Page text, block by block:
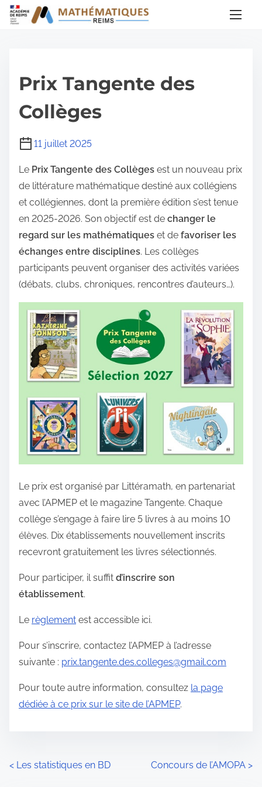
Prix Tangente des
Collèges
11 juillet 2025
Le Prix Tangente des Collèges est un nouveau prix
de littérature mathématique destiné aux collégiens
et collégiennes, dont la première édition s’est tenue
en 2025-2026. Son objectif est de changer le
regard sur les mathématiques et de favoriser les
échanges entre disciplines. Les collèges
participants peuvent organiser des activités variées
(débats, clubs, chroniques, rencontres d’auteurs…).
Le prix est organisé par Littéramath, en partenariat
avec l’APMEP et le magazine Tangente. Chaque
collège s’engage à faire lire 5 livres à au moins 10
élèves. Dix établissements nouvellement inscrits
recevront gratuitement les livres sélectionnés.
Pour participer, il suffit d’inscrire son
établissement.
Le règlement est accessible ici.
Pour s’inscrire, contactez l’APMEP à l’adresse
suivante : prix.tangente.des.colleges@gmail.com
Pour toute autre information, consultez la page
dédiée à ce prix sur le site de l’APMEP.
N
< Les statistiques en BD Concours de l’AMOPA >